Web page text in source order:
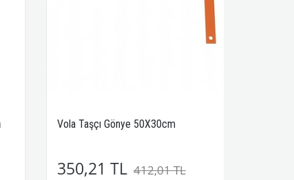
Vola Taşçı Gönye 50X30cm
350,21 TL 412,01 TL